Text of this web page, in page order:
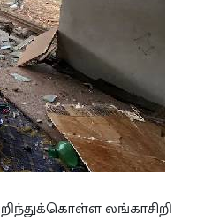
லங்காசிறி